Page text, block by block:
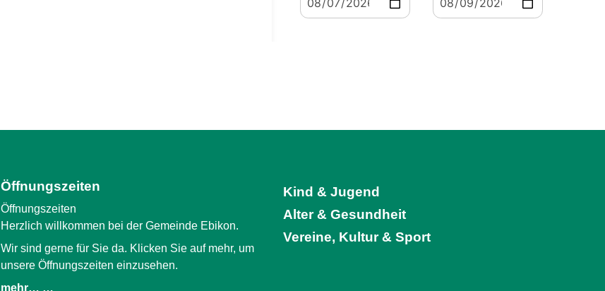
Öffnungszeiten
Öffnungszeiten
Herzlich willkommen bei der Gemeinde Ebikon.
Wir sind gerne für Sie da. Klicken Sie auf mehr, um
unsere Öffnungszeiten einzusehen.
mehr… …
Kind & Jugend
Alter & Gesundheit
Vereine, Kultur & Sport